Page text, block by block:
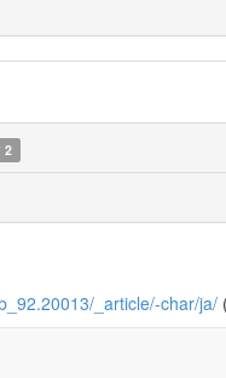
2
_article/-char/ja/